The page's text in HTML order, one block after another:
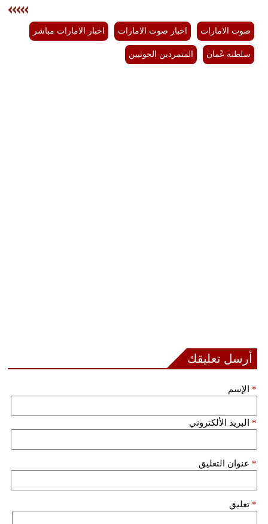
صوت الامارات اخبار صوت الامارات اخبار الامارات مباشر
سلطنة عًمان المتمردين الحوثيين
أرسل تعليقك
الإسم *
البريد الألكتروني *
عنوان التعليق *
تعليق *